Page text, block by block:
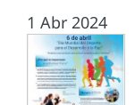
1 Abr 2024